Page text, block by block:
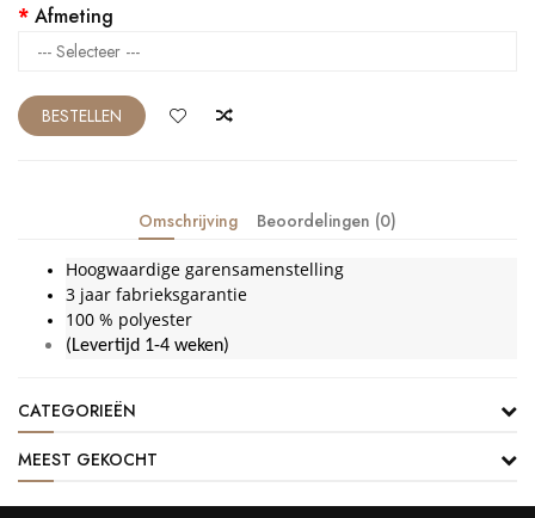
Afmeting
BESTELLEN
Omschrijving Beoordelingen (0)
Hoogwaardige garensamenstelling
3 jaar fabrieksgarantie
100 % polyester
(Levertijd 1-4 weken)
CATEGORIEËN
MEEST GEKOCHT